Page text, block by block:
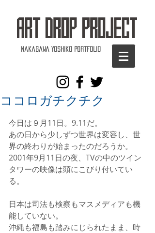
Nakagawa Yoshiko Portfolio
ココロガチクチク
今日は９月11日。9.11だ。
あの日から少しずつ世界は変容し、世
界の終わりが始まったのだろうか。
2001年9月11日の夜、TVの中のツイン
タワーの映像は頭にこびり付いてい
る。
日本は司法も検察もマスメディアも機
能していない。
沖縄も福島も踏みにじられたまま、時